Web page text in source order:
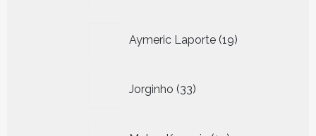
Aymeric Laporte 19
producten
Jorginho 33
producten